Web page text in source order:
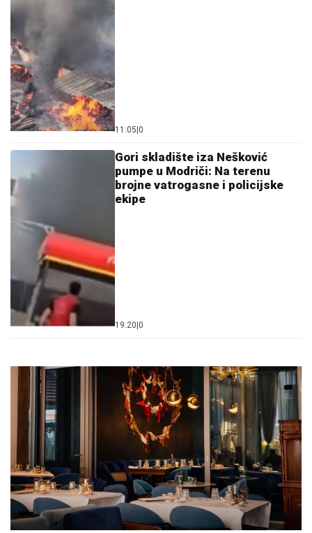
11:05 0
Gori skladište iza Nešković
pumpe u Modriči: Na terenu
brojne vatrogasne i policijske
ekipe
19:20 0